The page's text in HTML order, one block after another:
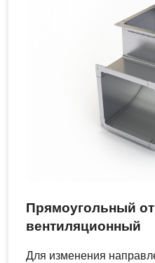
Прямоугольный
вентиляционный
Для изменения